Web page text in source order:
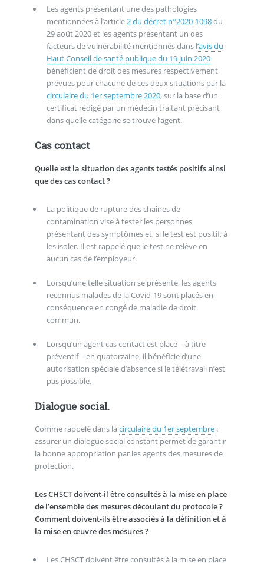
Les agents présentant une des pathologies
mentionnées à l’article2 du décret n°2020-1098du
29 août 2020 et les agents présentant un des
facteurs de vulnérabilité mentionnés dans l’avis du
Haut Conseil de santé publique du 19 juin 2020
bénéficient de droit des mesures respectivement
prévues pour chacune de ces deux situations par la
circulaire du 1er septembre 2020, sur la base d’un
certificat rédigé par un médecin traitant précisant
dans quelle catégorie se trouve l’agent.
Cas contact
Quelle est la situation des agents testés positifs ainsi
que des cas contact ?
La politique de rupture des chaînes de
contamination vise à tester les personnes
présentant des symptômes et, si le test est positif, à
les isoler. Il est rappelé que le test ne relève en
aucun cas de l’employeur.
Lorsqu’une telle situation se présente, les agents
reconnus malades de la Covid-19 sont placés en
conséquence en congé de maladie de droit
commun.
Lorsqu’un agent cas contact est placé – à titre
préventif – en quatorzaine, il bénéficie d’une
autorisation spéciale d’absence si le télétravail n’est
pas possible.
Dialogue social.
Comme rappelé dans la circulaire du 1er septembre:
assurer un dialogue social constant permet de garantir
la bonne appropriation par les agents des mesures de
protection.
Les CHSCT doivent-il être consultés à la mise en place
de l’ensemble des mesures découlant du protocole ?
Comment doivent-ils être associés à la définition et à
la mise en œuvre des mesures ?
Les CHSCT doivent être consultés à la mise en place